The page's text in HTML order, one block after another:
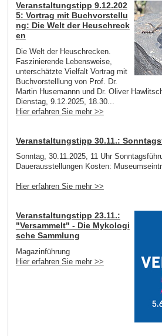
Veranstaltungstipp 9.12.202
5: Vortrag mit Buchvorstellu
ng: Die Welt der Heuschreck
en
Die Welt der Heuschrecken.
Faszinierende Lebensweise,
unterschätzte Vielfalt Vortrag mit
Buchvorstelllung von Prof. Dr.
Martin Husemannn und Dr. Oliver
Dienstag, 9.12.2025, 18.30...
Hier erfahren Sie mehr >>
Veranstaltungstipp 30.11.:
Sonntag, 30.11.2025, 11 Uhr
Dauerausstellungen Kosten:
Hier erfahren Sie mehr >>
Veranstaltungstipp 23.11.:
"Versammelt" - Die Mykologi
sche Sammlung
Magazinführung
Hier erfahren Sie mehr >>